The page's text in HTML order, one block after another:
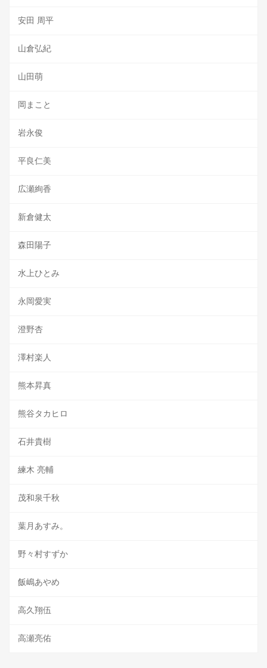
安田 周平
山倉弘紀
山田萌
岡まこと
岩永俊
平良仁美
広瀬絢香
新倉健太
森田陽子
水上ひとみ
永岡愛実
澄野杏
澤村楽人
熊本昇真
熊谷タカヒロ
石井貴樹
練木 亮輔
茂和泉千秋
葉月あすみ。
野々村すずか
飯嶋あやめ
高久翔伍
高瀬亮佑